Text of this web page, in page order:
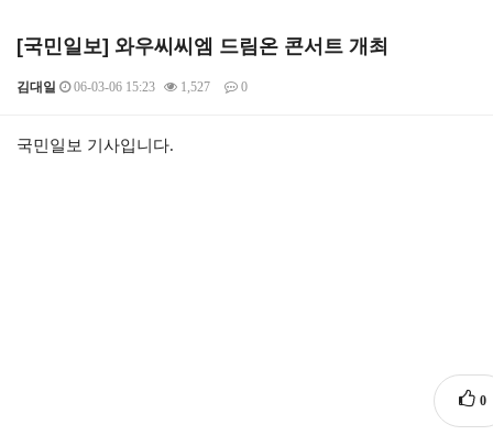
[국민일보] 와우씨씨엠 드림온 콘서트 개최
김대일 06-03-06 15:23 1,527 0
본문
국민일보 기사입니다.
0